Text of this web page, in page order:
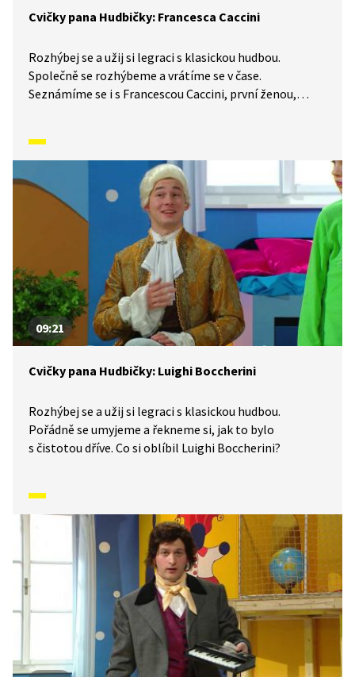
Cvičky pana Hudbičky: Francesca Caccini
Rozhýbej se a užij si legraci s klasickou hudbou.
Společně se rozhýbeme a vrátíme se v čase.
Seznámíme se i s Francescou Caccini, první ženou,
09:21
Cvičky pana Hudbičky: Luighi Boccherini
Rozhýbej se a užij si legraci s klasickou hudbou.
Pořádně se umyjeme a řekneme si, jak to bylo
s čistotou dříve. Co si oblíbil Luighi Boccherini?